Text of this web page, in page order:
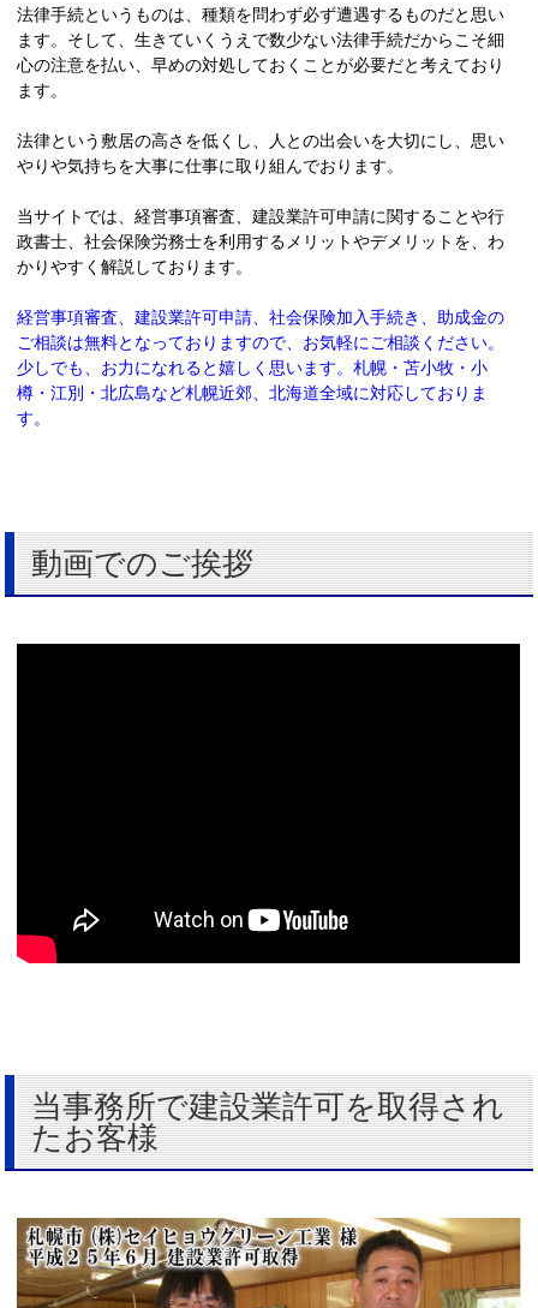
法律手続というものは、種類を問わず必ず遭遇するものだと思い
ます。そして、生きていくうえで数少ない法律手続だからこそ細
心の注意を払い、早めの対処しておくことが必要だと考えており
ます。
法律という敷居の高さを低くし、人との出会いを大切にし、思い
やりや気持ちを大事に仕事に取り組んでおります。
当サイトでは、経営事項審査、建設業許可申請に関することや行
政書士、社会保険労務士を利用するメリットやデメリットを、わ
かりやすく解説しております。
経営事項審査、建設業許可申請、社会保険加入手続き、助成金の
ご相談は無料となっておりますので、お気軽にご相談ください。
少しでも、お力になれると嬉しく思います。札幌・苫小牧・小
樽・江別・北広島など札幌近郊、北海道全域に対応しておりま
す。
動画でのご挨拶
当事務所で建設業許可を取得され
たお客様